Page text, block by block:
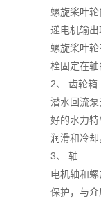
螺旋桨叶
递电机输
螺旋桨叶
栓固定在
2、 齿轮箱
潜水回流
好的水力
润滑和冷
3、 轴
电机轴和
保护，与